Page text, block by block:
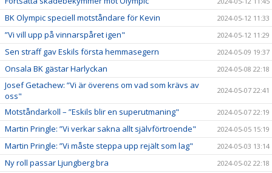
BK Olympic speciell motståndare för Kevin 2024-05-12 11:33
”Vi vill upp på vinnarspåret igen" 2024-05-12 11:29
Sen straff gav Eskils första hemmasegern 2024-05-09 19:37
Onsala BK gästar Harlyckan 2024-05-08 22:18
Josef Getachew: ”Vi är överens om vad som krävs av
oss"
2024-05-07 22:41
Motståndarkoll – ”Eskils blir en superutmaning" 2024-05-07 22:19
Martin Pringle: ”Vi verkar sakna allt självförtroende" 2024-05-05 15:19
Martin Pringle: ”Vi måste steppa upp rejält som lag" 2024-05-03 13:14
Ny roll passar Ljungberg bra 2024-05-02 22:18